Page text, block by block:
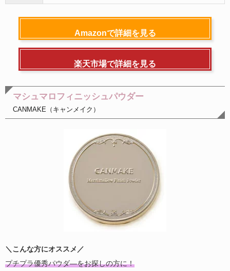
Amazonで詳細を見る
楽天市場で詳細を見る
マシュマロフィニッシュパウダー
CANMAKE（キャンメイク）
＼こんな方にオススメ／
プチプラ優秀パウダ―をお探しの方に！